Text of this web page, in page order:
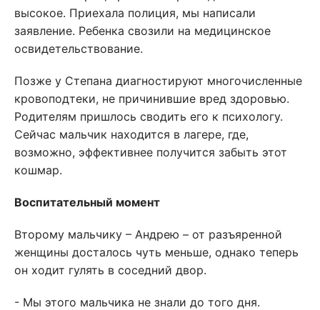
высокое. Приехала полиция, мы написали
заявление. Ребенка свозили на медицинское
освидетельствование.
Позже у Степана диагностируют многочисленные
кровоподтеки, не причинившие вред здоровью.
Родителям пришлось сводить его к психологу.
Сейчас мальчик находится в лагере, где,
возможно, эффективнее получится забыть этот
кошмар.
Воспитательный момент
Второму мальчику – Андрею – от разъяренной
женщины досталось чуть меньше, однако теперь
он ходит гулять в соседний двор.
- Мы этого мальчика не знали до того дня.